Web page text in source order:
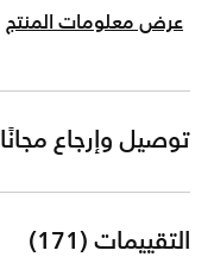
عرض معلومات المنتج
توصيل وإرجاع مجانًا
التقييمات (171)